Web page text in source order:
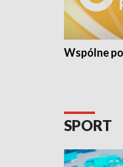
Wspólne
SPORT